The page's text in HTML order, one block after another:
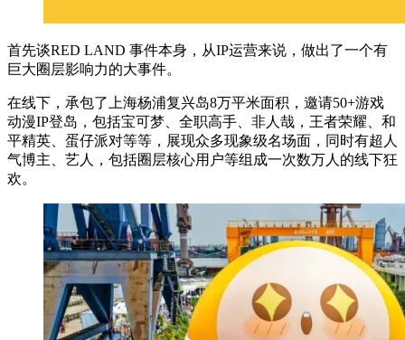
首先谈RED LAND 事件本身，从IP运营来说，做出了一个有
巨大圈层影响力的大事件。
在线下，承包了上海杨浦复兴岛8万平米面积，邀请50+游戏
动漫IP登岛，包括宝可梦、全职高手、非人哉，王者荣耀、和
平精英、蛋仔派对等等，展现众多现象级名场面，同时有超人
气博主、艺人，包括圈层核心用户等组成一次数万人的线下狂
欢。